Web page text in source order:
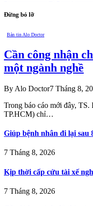
Đừng bỏ lỡ
Bản tin Alo Doctor
Cần công nhận
một ngành nghề
By Alo Doctor7 Tháng 8,
Trong báo cáo mới đây,
TP.HCM) chỉ…
Giúp bệnh nhân đi lại sau
7 Tháng 8, 2026
Kịp thời cấp cứu tài xế
7 Tháng 8, 2026